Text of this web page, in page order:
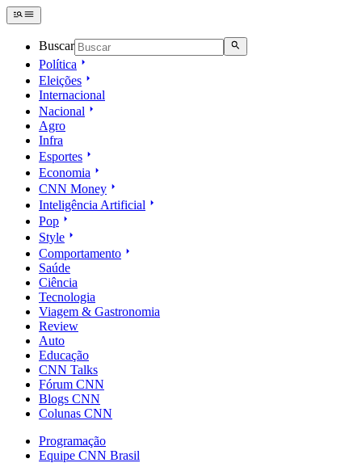
Buscar
Política
Eleições
Internacional
Nacional
Agro
Infra
Esportes
Economia
CNN Money
Inteligência Artificial
Pop
Style
Comportamento
Saúde
Ciência
Tecnologia
Viagem & Gastronomia
Review
Auto
Educação
CNN Talks
Fórum CNN
Blogs CNN
Colunas CNN
Programação
Equipe CNN Brasil